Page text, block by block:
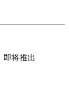
即将推出